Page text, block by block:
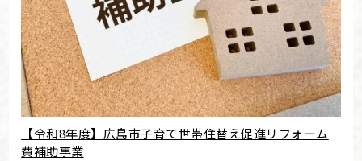
【令和8年度】広島市子育て世帯住替え促進リフォーム
費補助事業